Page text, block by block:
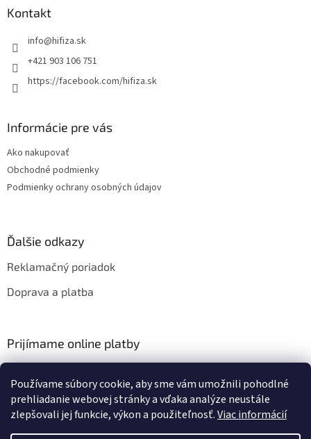
Používame súbory cookie, aby sme vám umožnili pohodlné
prehliadanie webovej stránky a vďaka analýze neustále
zlepšovali jej funkcie, výkon a použiteľnosť.Viac informácií
Kontakt
info@hifiza.sk
+421 903 106 751
https://facebook.com/hifiza.sk
Informácie pre vás
Ako nakupovať
Obchodné podmienky
Podmienky ochrany osobných údajov
Ďalšie odkazy
Reklamačný poriadok
Doprava a platba
Prijímame online platby